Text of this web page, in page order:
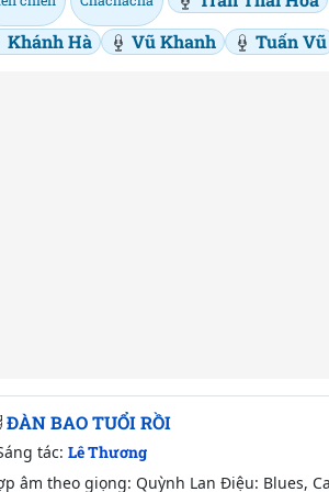
Khánh Hà
Vũ Khanh Tuấn Vũ
ĐÀN BAO TUỔI RỒI
tác:Lê Thương
âm theo giọng: Quỳnh Lan Điệu: Blues,